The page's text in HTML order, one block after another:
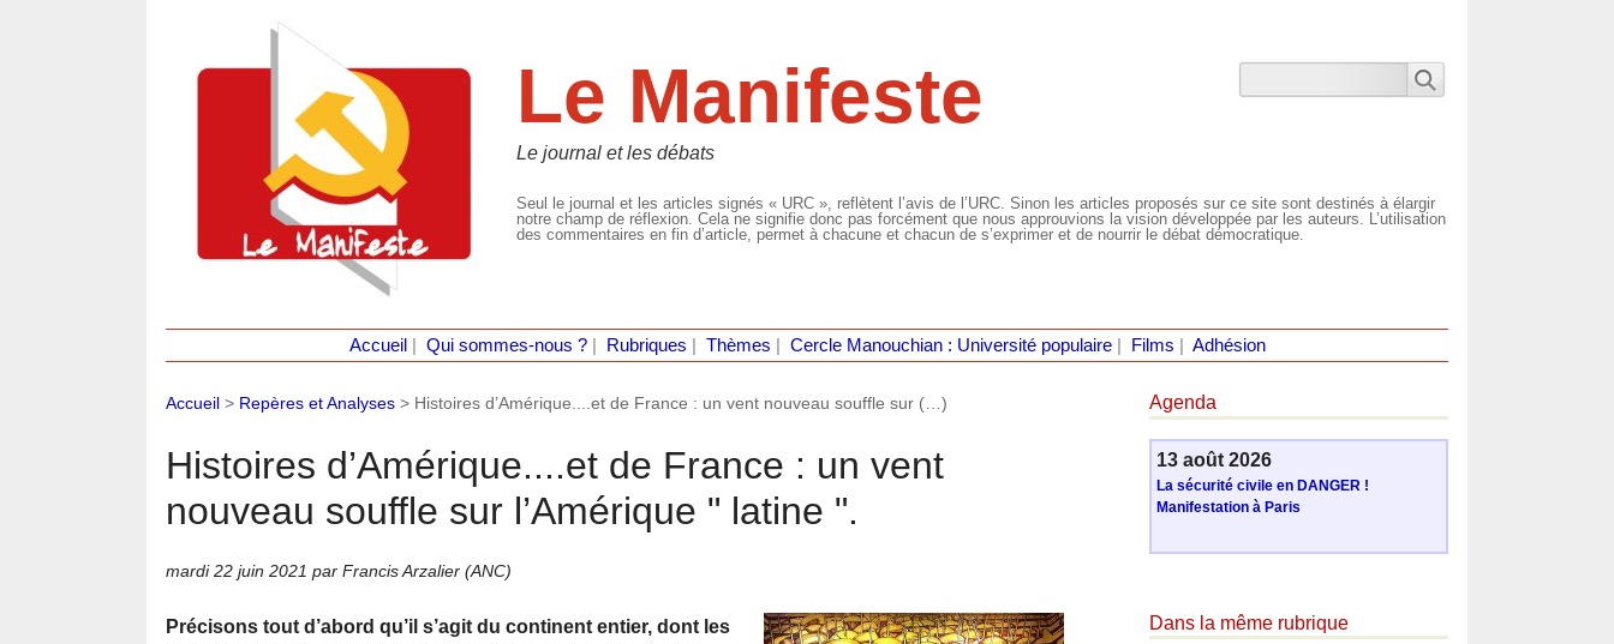
Le Manifeste
Le journal et les débats
Seul le journal et les articles signés « URC », reflètent l’avis de l’URC. Sinon les articles proposés sur ce site sont destinés à élargir
notre champ de réflexion. Cela ne signifie donc pas forcément que nous approuvions la vision développée par les auteurs. L’utilisation
des commentaires en fin d’article, permet à chacune et chacun de s’exprimer et de nourrir le débat démocratique.
Accueil Qui sommes-nous ?| Rubriques Thèmes Cercle Manouchian : Université populaire| Films Adhésion
Accueil > Repères et Analyses > Histoires d’Amérique....et de France : un vent nouveau souffle sur (…)
Histoires d’Amérique....et de France : un vent
nouveau souffle sur l’Amérique " latine ".
mardi 22 juin 2021 par Francis Arzalier (ANC)
Précisons tout d’abord qu’il s’agit du continent entier, dont les
Agenda
13 août 2026
La sécurité civile en DANGER !
Manifestation à Paris
Dans la même rubrique